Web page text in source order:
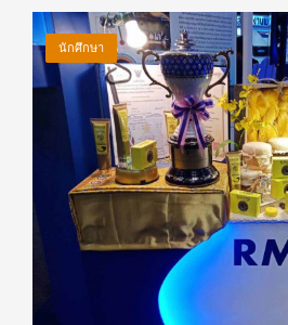
นักศึกษา